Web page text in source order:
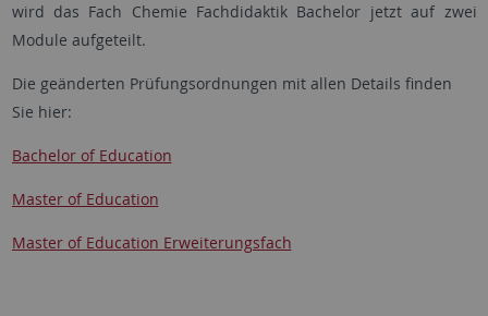
wird das Fach Chemie Fachdidaktik Bachelor jetzt auf zwei
Module aufgeteilt.
Die geänderten Prüfungsordnungen mit allen Details finden
Sie hier:
Bachelor of Education
Master of Education
Master of Education Erweiterungsfach